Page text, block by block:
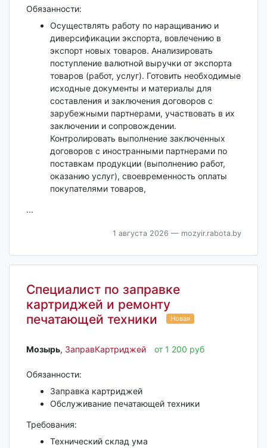
Обязанности:
Осуществлять работу по наращиванию и
диверсификации экспорта, вовлечению в
экспорт новых товаров. Анализировать
поступление валютной выручки от экспорта
товаров (работ, услуг). Готовить необходимые
исходные документы и материалы для
составления и заключения договоров с
зарубежными партнерами, участвовать в их
заключении и сопровождении.
Контролировать выполнение заключенных
договоров с иностранными партнерами по
поставкам продукции (выполнению работ,
оказанию услуг), своевременность оплаты
покупателями товаров,
...
1 августа 2026 — mozyir.rabota.by
Специалист по заправке
картриджей и ремонту
печатающей техники
Новая
Мозырь‎, ЗаправКартриджей от 1 200 руб
Обязанности:
Заправка картриджей
Обслуживание печатающей техники
Требования:
Технический склад ума